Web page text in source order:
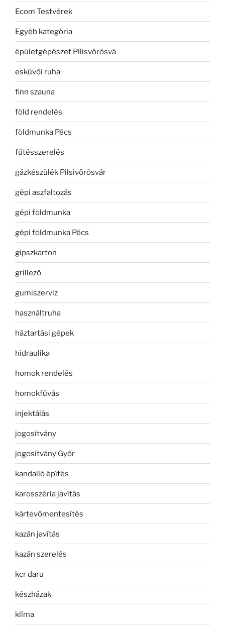
Ecom Testvérek
Egyéb kategória
épületgépészet Pilisvörösvá
esküvői ruha
finn szauna
föld rendelés
földmunka Pécs
fűtésszerelés
gázkészülék Pilsivörösvár
gépi aszfaltozás
gépi földmunka
gépi földmunka Pécs
gipszkarton
grillező
gumiszerviz
használtruha
háztartási gépek
hidraulika
homok rendelés
homokfúvás
injektálás
jogosítvány
jogosítvány Győr
kandalló építés
karosszéria javítás
kártevőmentesítés
kazán javítás
kazán szerelés
kcr daru
készházak
klíma